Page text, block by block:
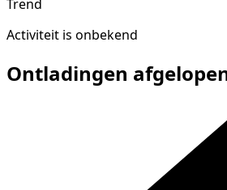
Trend
Activiteit is onbekend
Ontladingen